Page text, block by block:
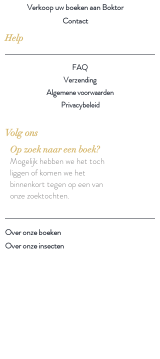
Verkoop uw boeken aan Boktor
Contact
Help
FAQ
Verzending
Algemene voorwaarden
Privacybeleid
Volg ons
Op zoek naar een boek?
Mogelijk hebben we het toch
liggen of komen we het
binnenkort tegen op een van
onze zoektochten.
Over onze boeken
Over onze insecten